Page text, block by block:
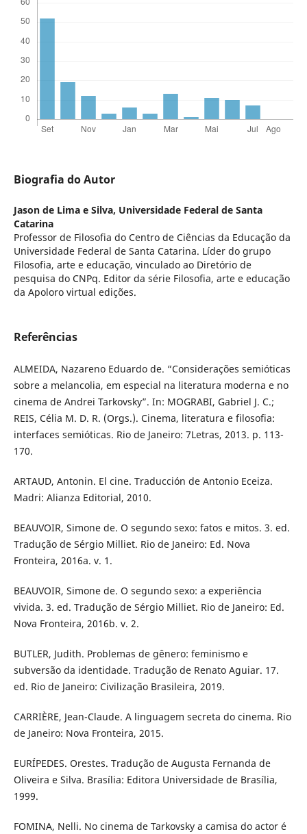
Biografia do Autor
Jason de Lima e Silva, Universidade Federal de Santa
Catarina
Professor de Filosofia do Centro de Ciências da Educação da
Universidade Federal de Santa Catarina. Líder do grupo
Filosofia, arte e educação, vinculado ao Diretório de
pesquisa do CNPq. Editor da série Filosofia, arte e educação
da Apoloro virtual edições.
Referências
ALMEIDA, Nazareno Eduardo de. “Considerações semióticas
sobre a melancolia, em especial na literatura moderna e no
cinema de Andrei Tarkovsky”. In: MOGRABI, Gabriel J. C.;
REIS, Célia M. D. R. (Orgs.). Cinema, literatura e filosofia:
interfaces semióticas. Rio de Janeiro: 7Letras, 2013. p. 113-
170.
ARTAUD, Antonin. El cine. Traducción de Antonio Eceiza.
Madri: Alianza Editorial, 2010.
BEAUVOIR, Simone de. O segundo sexo: fatos e mitos. 3. ed.
Tradução de Sérgio Milliet. Rio de Janeiro: Ed. Nova
Fronteira, 2016a. v. 1.
BEAUVOIR, Simone de. O segundo sexo: a experiência
vivida. 3. ed. Tradução de Sérgio Milliet. Rio de Janeiro: Ed.
Nova Fronteira, 2016b. v. 2.
BUTLER, Judith. Problemas de gênero: feminismo e
subversão da identidade. Tradução de Renato Aguiar. 17.
ed. Rio de Janeiro: Civilização Brasileira, 2019.
CARRIÈRE, Jean-Claude. A linguagem secreta do cinema. Rio
de Janeiro: Nova Fronteira, 2015.
EURÍPEDES. Orestes. Tradução de Augusta Fernanda de
Oliveira e Silva. Brasília: Editora Universidade de Brasília,
1999.
FOMINA, Nelli. No cinema de Tarkovsky a camisa do actor é